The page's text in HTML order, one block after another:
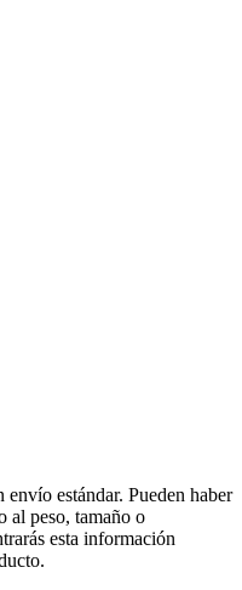
estándar. Pueden haber
al peso, tamaño o
esta información